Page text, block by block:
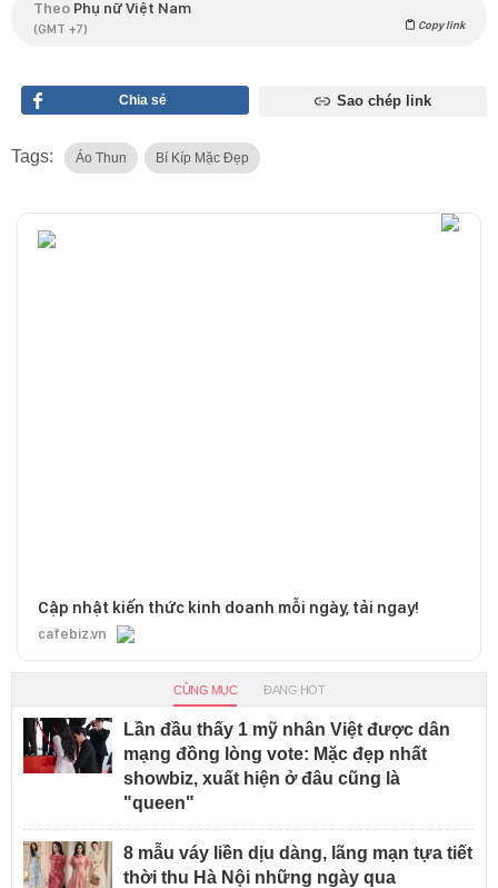
Theo Phụ nữ Việt Nam
(GMT +7) Copy link
Chia sẻ Sao chép link
Tags: Áo Thun Bí Kíp Mặc Đẹp
Cập nhật kiến thức kinh doanh mỗi ngày, tải ngay!
cafebiz.vn
CÙNG MỤC ĐANG HOT
Lần đầu thấy 1 mỹ nhân Việt được dân
mạng đồng lòng vote: Mặc đẹp nhất
showbiz, xuất hiện ở đâu cũng là
"queen"
8 mẫu váy liền dịu dàng, lãng mạn tựa tiết
thời thu Hà Nội những ngày qua